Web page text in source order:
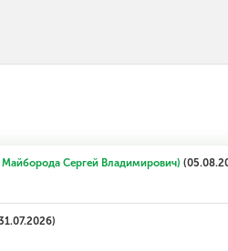
Сергей Владимирович)